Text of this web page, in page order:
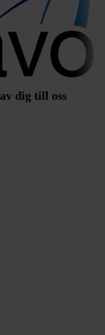
dig till oss